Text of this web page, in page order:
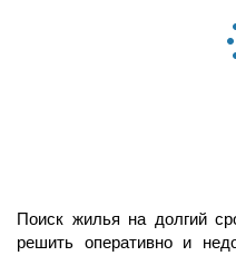
Поиск жилья на долгий
решить оперативно и